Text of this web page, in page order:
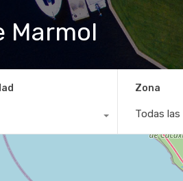
Marmol
Zona
Todas